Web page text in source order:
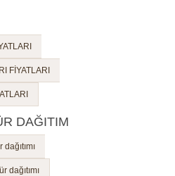
FİYATLARI
DAĞITIM
dağıtımı